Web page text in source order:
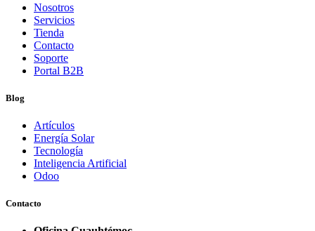
Nosotros
Servicios
Tienda
Contacto
Soporte
Portal B2B
Blog
Artículos
Energía Solar
Tecnología
Inteligencia Artificial
Odoo
Contacto